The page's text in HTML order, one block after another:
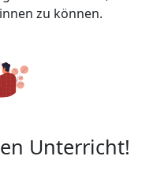
zu können.
Unterricht!